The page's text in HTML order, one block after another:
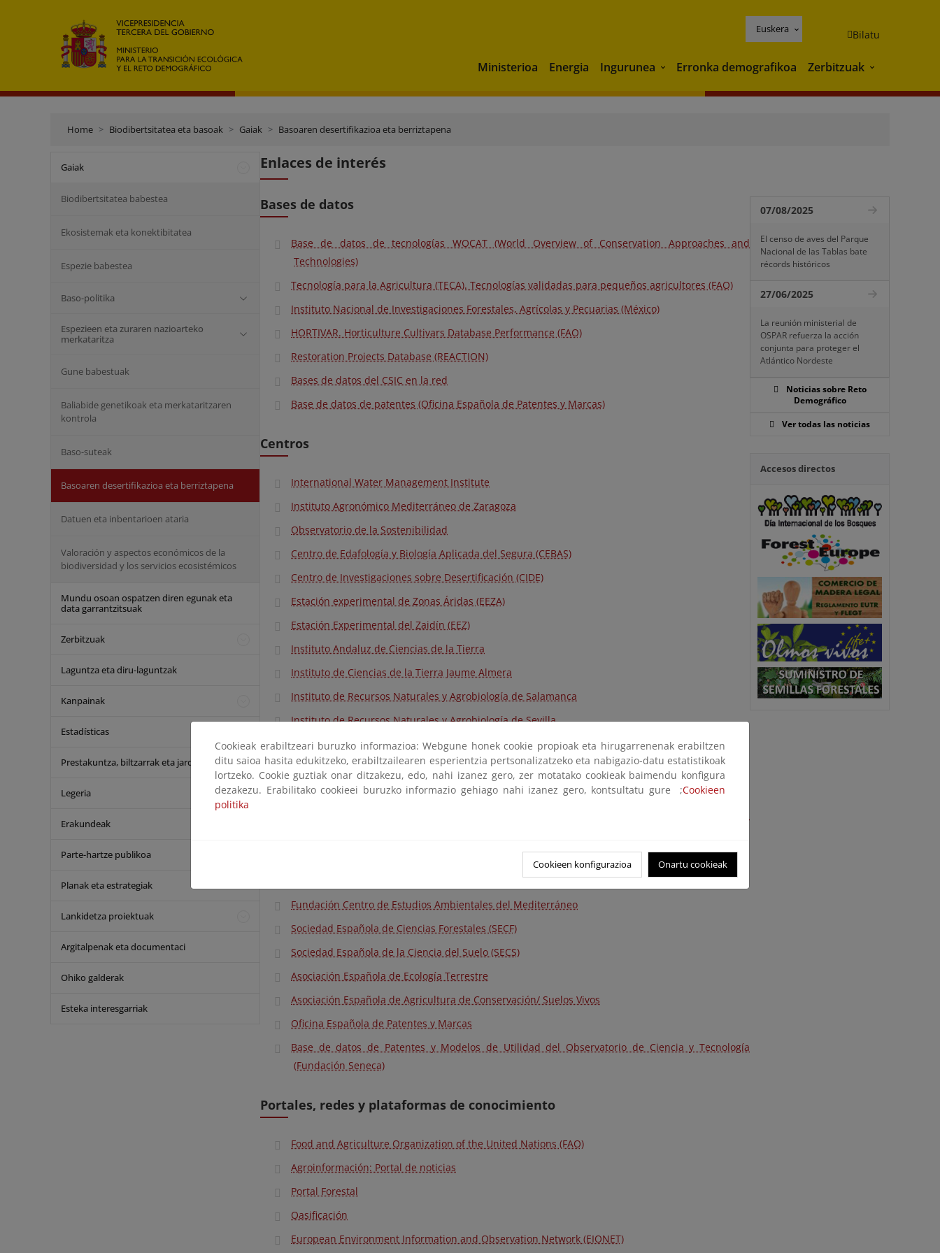
Euskera Bilatu
Ministerioa Energia Ingurunea Ingurunea
Erronka demografikoa Zerbitzuak Zerbitzuak
Home Biodibertsitatea eta basoak Gaiak Basoaren desertifikazioa eta berriztapena
Gaiak
Biodibertsitatea babestea
Ekosistemak eta konektibitatea
Espezie babestea
Baso-politika
Espezieen eta zuraren nazioarteko
merkataritza
Gune babestuak
Baliabide genetikoak eta merkataritzaren
kontrola
Baso-suteak
Basoaren desertifikazioa eta berriztapena
Datuen eta inbentarioen ataria
Valoración y aspectos económicos de la
biodiversidad y los servicios ecosistémicos
Mundu osoan ospatzen diren egunak eta
data garrantzitsuak
Zerbitzuak
Laguntza eta diru-laguntzak
Kanpainak
Estadísticas
Prestakuntza, biltzarrak eta jardunaldiak
Legeria
Erakundeak
Parte-hartze publikoa
Planak eta estrategiak
Lankidetza proiektuak
Argitalpenak eta documentaci
Ohiko galderak
Esteka interesgarriak
Enlaces de interés
Bases de datos
Base de datos de tecnologías WOCAT (World Overview of Conservation Approaches and
Technologies)
Tecnología para la Agricultura (TECA). Tecnologías validadas para pequeños agricultores (FAO)
Instituto Nacional de Investigaciones Forestales, Agrícolas y Pecuarias (México)
HORTIVAR. Horticulture Cultivars Database Performance (FAO)
Restoration Projects Database (REACTION)
Bases de datos del CSIC en la red
Base de datos de patentes (Oficina Española de Patentes y Marcas)
Centros
International Water Management Institute
Instituto Agronómico Mediterráneo de Zaragoza
Observatorio de la Sostenibilidad
Centro de Edafología y Biología Aplicada del Segura (CEBAS)
Centro de Investigaciones sobre Desertificación (CIDE)
Estación experimental de Zonas Áridas (EEZA)
Estación Experimental del Zaidín (EEZ)
Instituto Andaluz de Ciencias de la Tierra
Instituto de Ciencias de la Tierra Jaume Almera
Instituto de Recursos Naturales y Agrobiología de Salamanca
Instituto de Recursos Naturales y Agrobiología de Sevilla
Instituto Pirenaico de Ecología
Estación Experimental de Aula Dei (EEAD)
Instituto de Agricultura Sostenible
Centro de Investigación Ecológica y Aplicaciones Forestales (CREAF)
Instituto Valenciano de Investigaciones Agrarias (IVIA)
Fundación Centro de Estudios Ambientales del Mediterráneo
Sociedad Española de Ciencias Forestales (SECF)
Sociedad Española de la Ciencia del Suelo (SECS)
Asociación Española de Ecología Terrestre
Asociación Española de Agricultura de Conservación/ Suelos Vivos
Oficina Española de Patentes y Marcas
Base de datos de Patentes y Modelos de Utilidad del Observatorio de Ciencia y Tecnología
(Fundación Seneca)
Portales, redes y plataformas de conocimiento
Food and Agriculture Organization of the United Nations (FAO)
Agroinformación: Portal de noticias
Portal Forestal
Oasificación
European Environment Information and Observation Network (EIONET)
07/08/2025
El censo de aves del Parque
Nacional de las Tablas bate
récords históricos
27/06/2025
La reunión ministerial de
OSPAR refuerza la acción
conjunta para proteger el
Atlántico Nordeste
Noticias sobre Reto
Demográfico
Ver todas las noticias
Accesos directos
Cookieak erabiltzeari buruzko informazioa: Webgune honek cookie propioak eta hirugarrenenak erabiltzen
ditu saioa hasita edukitzeko, erabiltzailearen esperientzia pertsonalizatzeko eta nabigazio-datu estatistikoak
lortzeko. Cookie guztiak onar ditzakezu, edo, nahi izanez gero, zer motatako cookieak baimendu konfigura
dezakezu. Erabilitako cookieei buruzko informazio gehiago nahi izanez gero, kontsultatu gure ;Cookieen
politika
Cookieen konfigurazioa Onartu cookieak